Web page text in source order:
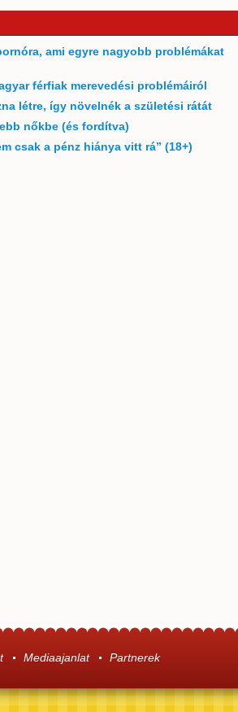
ami egyre nagyobb problémákat
férfiak merevedési problémáiról
létre, így növelnék a születési rátát
nőkbe (és fordítva)
csak a pénz hiánya vitt rá” (18+)
Mediaajanlat Partnerek